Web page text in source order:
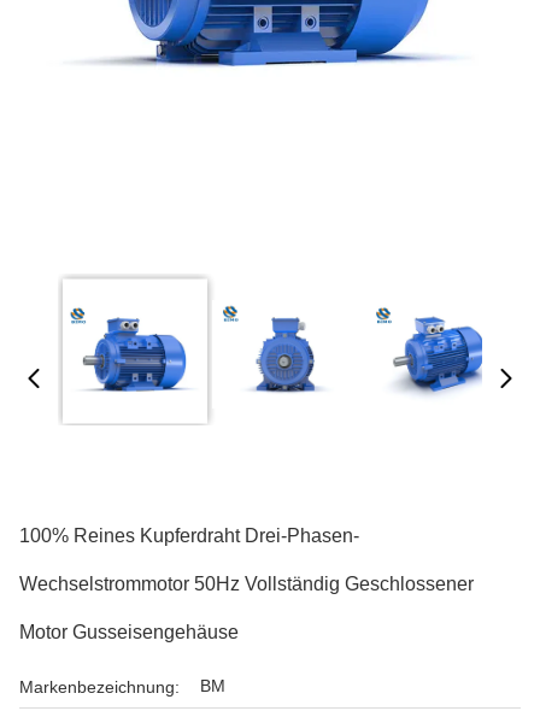
100% Reines Kupferdraht Drei-Phasen-
Wechselstrommotor 50Hz Vollständig Geschlossener
Motor Gusseisengehäuse
Markenbezeichnung: BM